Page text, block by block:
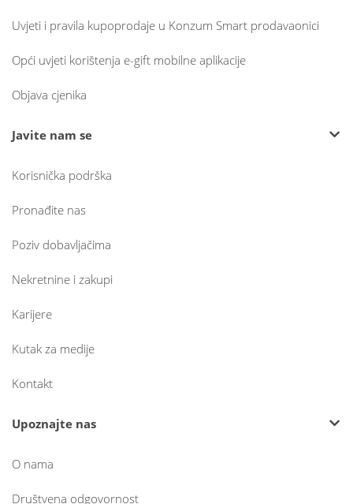
Uvjeti i pravila kupoprodaje u Konzum Smart prodavaonici
Opći uvjeti korištenja e-gift mobilne aplikacije
Objava cjenika
Javite nam se
Korisnička podrška
Pronađite nas
Poziv dobavljačima
Nekretnine i zakupi
Karijere
Kutak za medije
Kontakt
Upoznajte nas
O nama
Društvena odgovornost